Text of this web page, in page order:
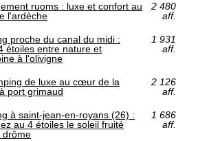
ruoms : luxe et confort au
l'ardèche
2 480
aff.
proche du canal du midi :
étoiles entre nature et
à l'olivigne
1 931
aff.
de luxe au cœur de la
port grimaud
2 126
aff.
à saint-jean-en-royans (26) :
au 4 étoiles le soleil fruité
drôme
1 686
aff.